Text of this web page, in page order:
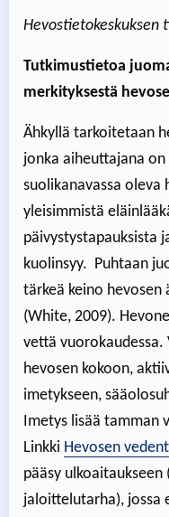
Hevostietokeskuksen
Tutkimustietoa
merkityksestä
Ähkyllä tarkoitetaan
jonka aiheuttajana on
suolikanavassa oleva
yleisimmistä
päivystystapauksista
kuolinsyy. Puhtaan
tärkeä keino hevosen
(White, 2009).
vettä vuorokaudessa.
hevosen kokoon,
imetykseen,
Imetys lisää tamman
Linkki Hevosen
pääsy
jaloittelutarha), jossa